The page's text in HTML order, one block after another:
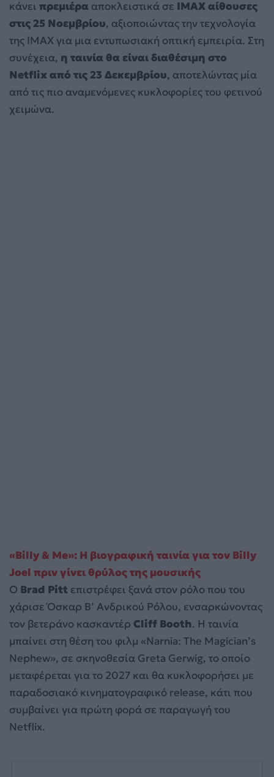
κάνει πρεμιέρα αποκλειστικά σε IMAX αίθουσες
στις 25 Νοεμβρίου, αξιοποιώντας την τεχνολογία
της IMAX για μια εντυπωσιακή οπτική εμπειρία. Στη
συνέχεια, η ταινία θα είναι διαθέσιμη στο
Netflix από τις 23 Δεκεμβρίου, αποτελώντας μία
από τις πιο αναμενόμενες κυκλοφορίες του φετινού
χειμώνα.
«Billy & Me»: Η βιογραφική ταινία για τον Billy
Joel πριν γίνει θρύλος της μουσικής
Ο Brad Pitt επιστρέφει ξανά στον ρόλο που του
χάρισε Όσκαρ Β’ Ανδρικού Ρόλου, ενσαρκώνοντας
τον βετεράνο κασκαντέρ Cliff Booth. Η ταινία
μπαίνει στη θέση του φιλμ «Narnia: The Magician’s
Nephew», σε σκηνοθεσία Greta Gerwig, το οποίο
μεταφέρεται για το 2027 και θα κυκλοφορήσει με
παραδοσιακό κινηματογραφικό release, κάτι που
συμβαίνει για πρώτη φορά σε παραγωγή του
Netflix.